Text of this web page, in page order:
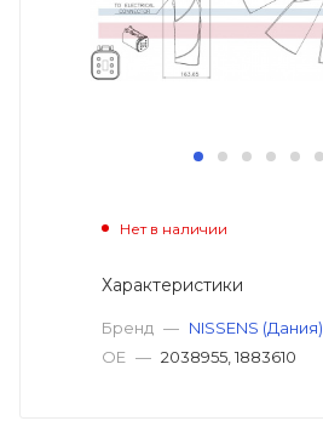
Нет в наличии
Характеристики
Бренд — NISSENS (Дания)
OE — 2038955, 1883610